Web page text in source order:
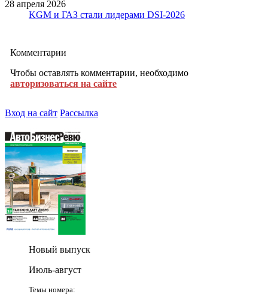
28 апреля 2026
KGM и ГАЗ стали лидерами DSI-2026
Комментарии
Чтобы оставлять комментарии, необходимо
авторизоваться на сайте
Вход на сайт Рассылка
Новый выпуск
Июль-август
Темы номера: